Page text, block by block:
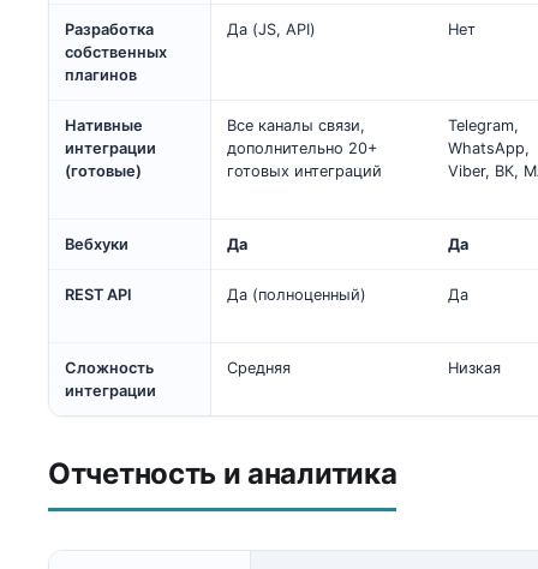
Разработка
собственных
плагинов
Да (JS, API) Нет
Нативные
интеграции
(готовые)
Все каналы связи,
дополнительно 20+
готовых интеграций
Telegram,
WhatsApp,
Viber, ВК,
Вебхуки Да Да
REST API Да (полноценный) Да
Сложность
интеграции
Средняя Низкая
Отчетность и аналитика